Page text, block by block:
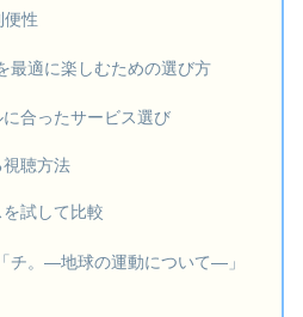
便性
最適に楽しむための選び方
合ったサービス選び
聴方法
試して比較
チ。―地球の運動について―」